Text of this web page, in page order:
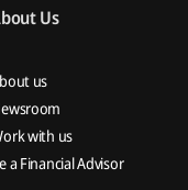
Us
us
with us
a Financial Advisor